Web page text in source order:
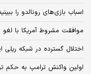
اسباب‌ بازی‌های رونالدو را
موافقت مشروط آمریکا با لغو
اختلال گسترده در شبکه
اولین واکنش ترامپ به